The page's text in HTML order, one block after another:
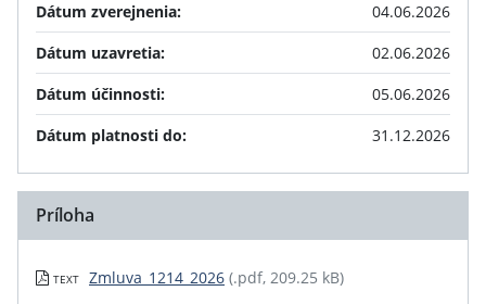
Dátum zverejnenia:
04.06.2026
Dátum uzavretia:
02.06.2026
Dátum účinnosti:
05.06.2026
Dátum platnosti do:
31.12.2026
Príloha
TEXT Zmluva_1214_2026 (.pdf, 209.25 kB)